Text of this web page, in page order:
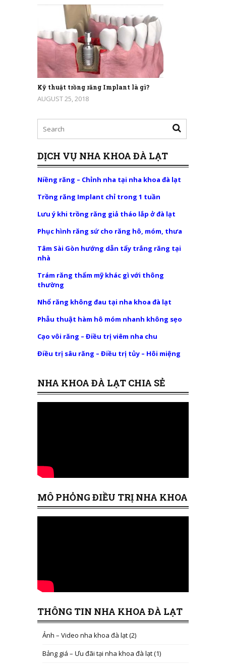
Kỹ thuật trồng răng Implant là gì?
AUGUST 25, 2018
DỊCH VỤ NHA KHOA ĐÀ LẠT
Niềng răng – Chỉnh nha tại nha khoa đà lạt
Trồng răng Implant chỉ trong 1 tuần
Lưu ý khi trồng răng giả tháo lắp ở đà lạt
Phục hình răng sứ cho răng hô, móm, thưa
Tâm Sài Gòn hướng dẫn tẩy trắng răng tại
nhà
Trám răng thẩm mỹ khác gì với thông
thường
Nhổ răng không đau tại nha khoa đà lạt
Phẫu thuật hàm hô móm nhanh không sẹo
Cạo vôi răng – Điều trị viêm nha chu
Điều trị sâu răng – Điều trị tủy – Hôi miệng
NHA KHOA ĐÀ LẠT CHIA SẺ
MÔ PHỎNG ĐIỀU TRỊ NHA KHOA
THÔNG TIN NHA KHOA ĐÀ LẠT
Ảnh – Video nha khoa đà lạt(2)
Bảng giá – Ưu đãi tại nha khoa đà lạt(1)